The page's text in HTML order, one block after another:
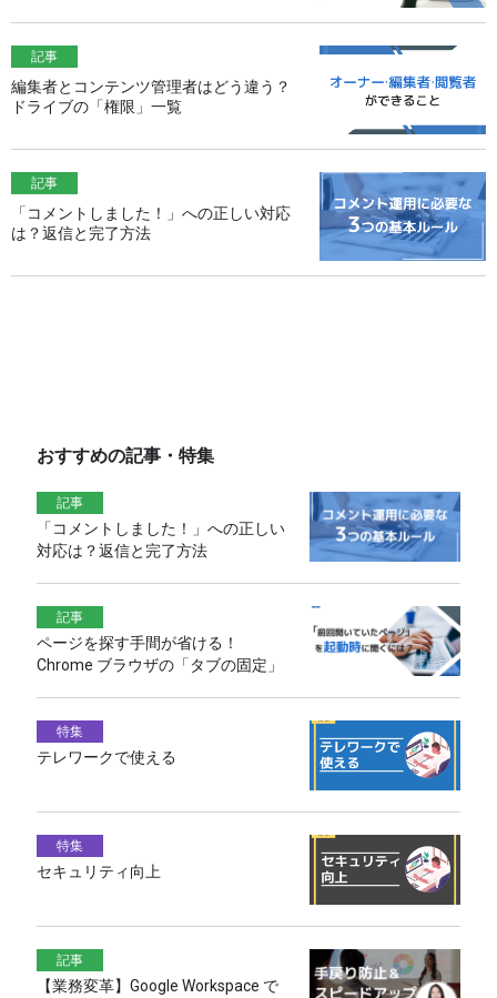
記事
編集者とコンテンツ管理者はどう違う？
ドライブの「権限」一覧
記事
「コメントしました！」への正しい対応
は？返信と完了方法
おすすめの記事・特集
記事
「コメントしました！」への正しい
対応は？返信と完了方法
記事
ページを探す手間が省ける！
Chrome ブラウザの「タブの固定」
特集
テレワークで使える
特集
セキュリティ向上
記事
【業務変革】Google Workspace で